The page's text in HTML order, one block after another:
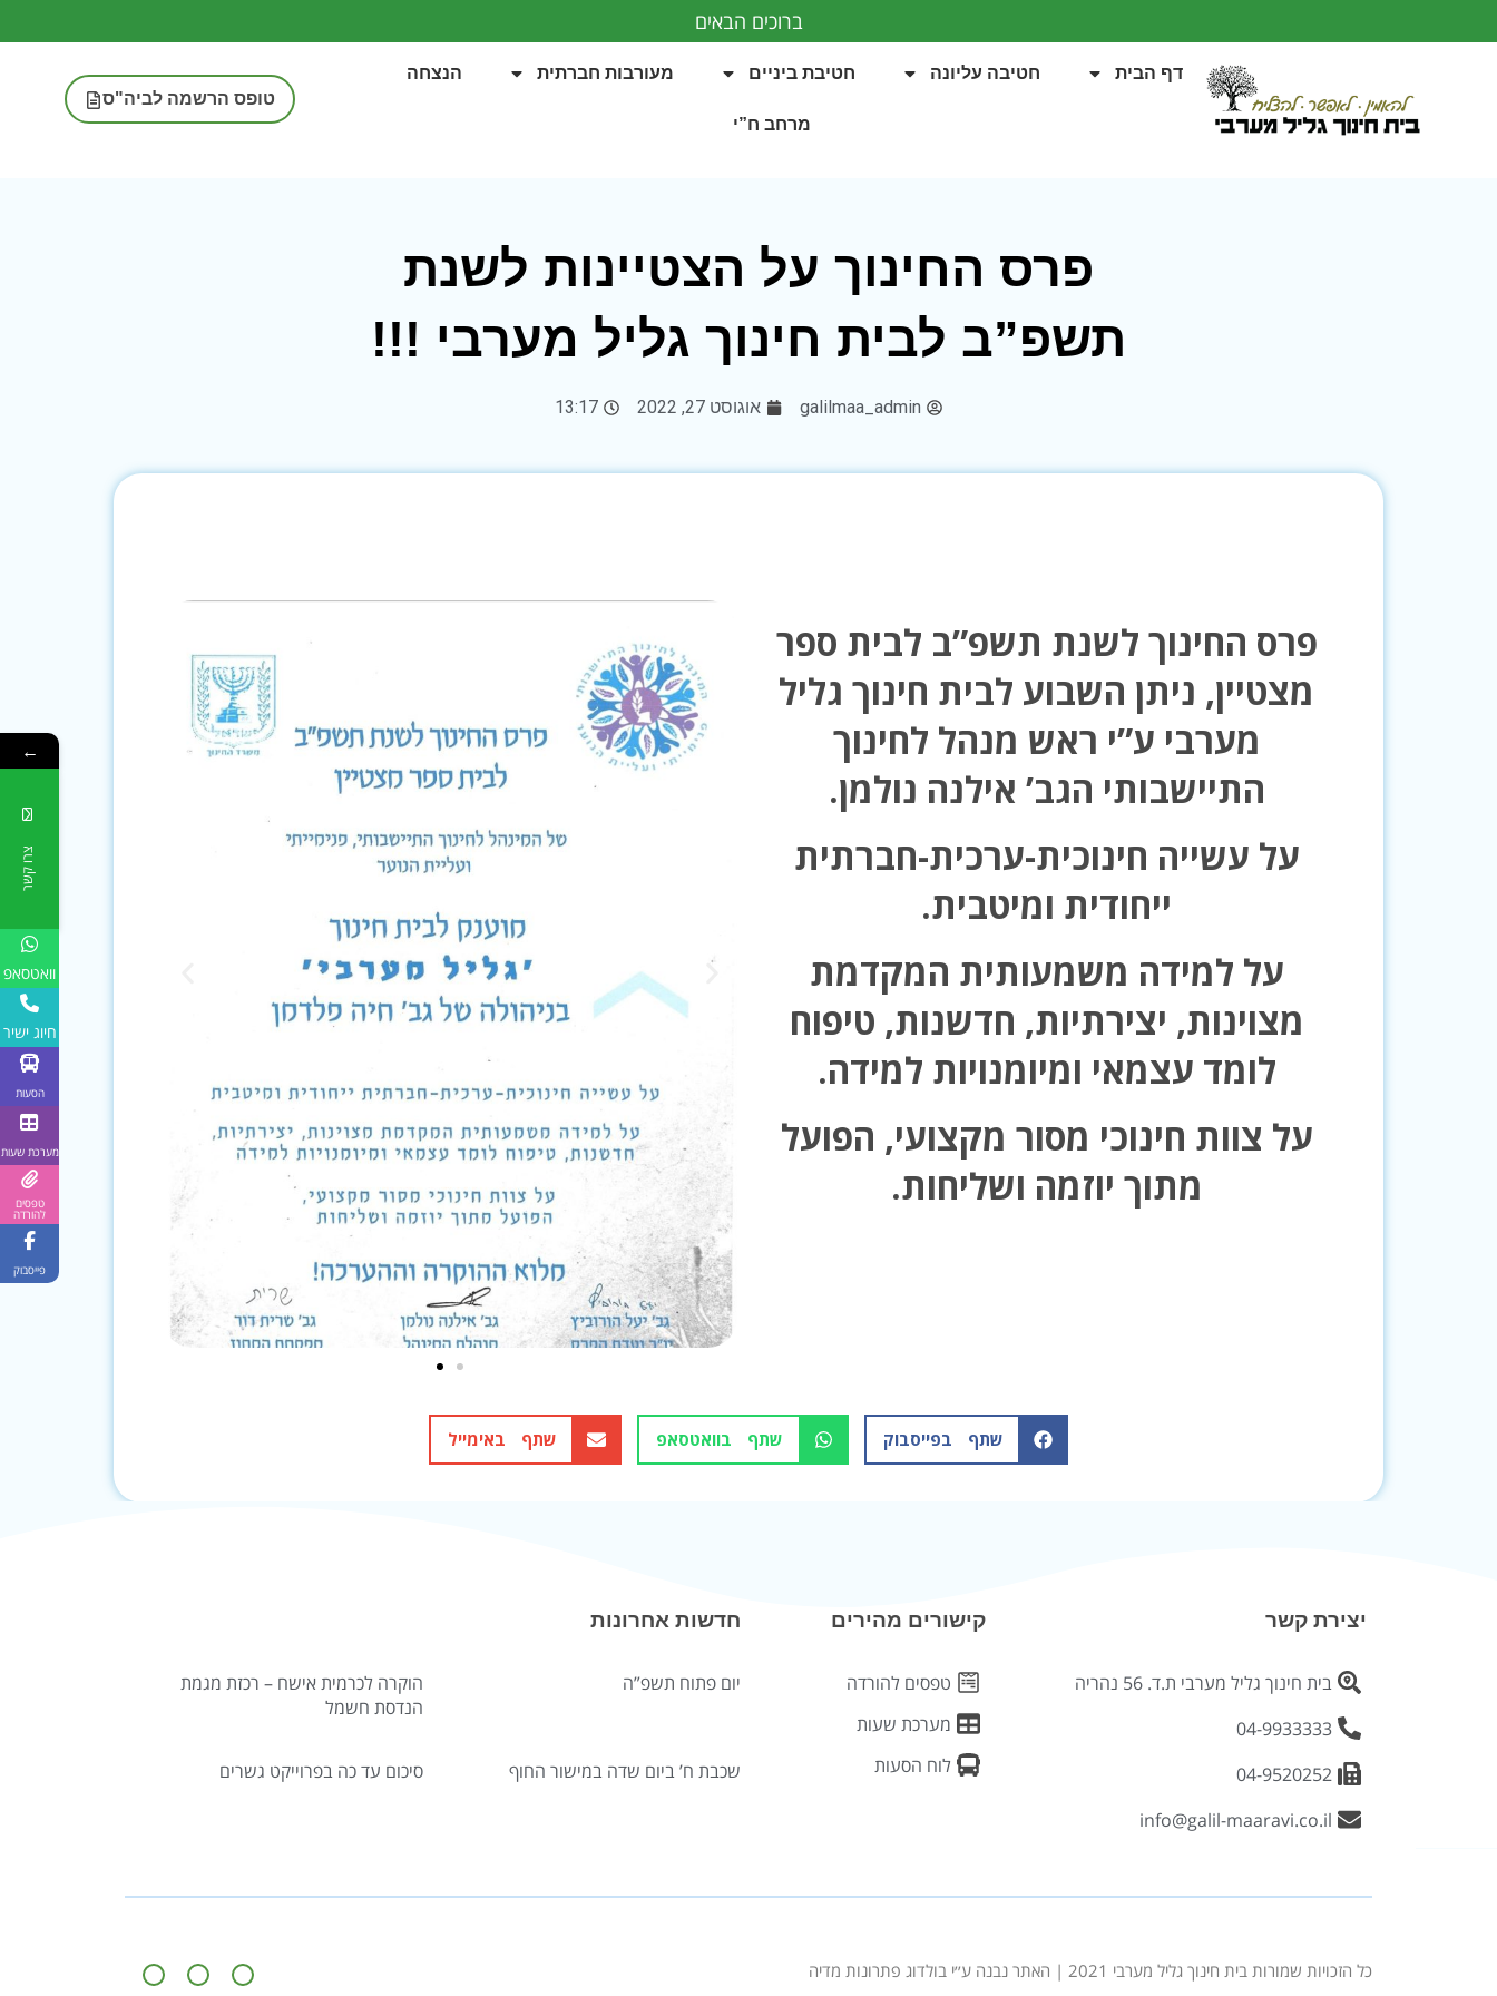
ברוכים הבאים
דף הבית חטיבה עליונה חטיבת ביניים מעורבות חברתית הנצחה
מרחב ח”י
טופס הרשמה לביה"ס
פרס החינוך על הצטיינות לשנת
תשפ”ב לבית חינוך גליל מערבי !!!
galilmaa_admin אוגוסט 27, 2022 13:17
פרס החינוך לשנת תשפ”ב לבית ספר
מצטיין, ניתן השבוע לבית חינוך גליל
מערבי ע”י ראש מנהל לחינוך
התיישבותי הגב’ אילנה נולמן.
על עשייה חינוכית-ערכית-חברתית
ייחודית ומיטבית.
על למידה משמעותית המקדמת
מצוינות, יצירתיות, חדשנות, טיפוח
לומד עצמאי ומיומנויות למידה.
על צוות חינוכי מסור מקצועי, הפועל
מתוך יוזמה ושליחות.
שתף בפייסבוק שתף בוואטסאפ שתף באימייל
יצירת קשר
בית חינוך גליל מערבי ת.ד. 56 נהריה
04-9933333
04-9520252
info@galil-maaravi.co.il
קישורים מהירים
טפסים להורדה
מערכת שעות
לוח הסעות
חדשות אחרונות
יום פתוח תשפ”ה
הוקרה לכרמית אישח – רכזת מגמת
הנדסת חשמל
שכבת ח’ ביום שדה במישור החוף סיכום עד כה בפרוייקט גשרים
כל הזכויות שמורות בית חינוך גליל מערבי 2021 | האתר נבנה ע׳׳י בולדוג פתרונות מדיה
←
צרו קשר
וואטסאפ
חיוג ישיר
הסעות
מערכת שעות
טפסים
להורדה
פייסבוק